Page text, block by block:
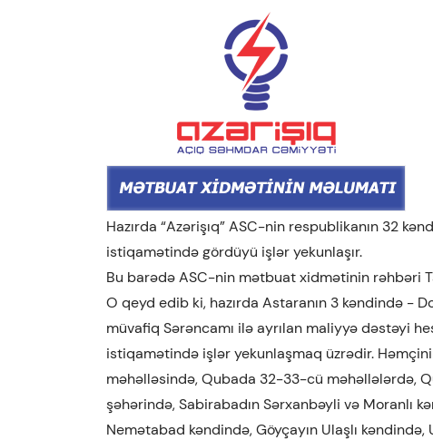
Hazırda “Azərişıq” ASC-nin respublikanın 32
istiqamətində gördüyü işlər yekunlaşır.
Bu barədə ASC-nin mətbuat xidmətinin rəhbəri
O qeyd edib ki, hazırda Astaranın 3 kəndində -
müvafiq Sərəncamı ilə ayrılan maliyyə dəstəyi
istiqamətində işlər yekunlaşmaq üzrədir.
məhəlləsində, Qubada 32-33-cü məhəllələrdə,
şəhərində, Sabirabadın Sərxanbəyli və Moranlı
Nemətabad kəndində, Göyçayın Ulaşlı